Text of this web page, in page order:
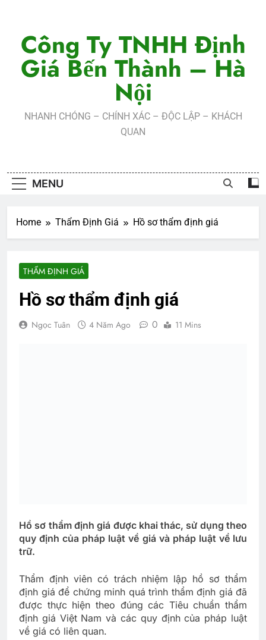
contentCông Ty TNHH Định
Giá Bến Thành – Hà
Nội
NHANH CHÓNG – CHÍNH XÁC – ĐỘC LẬP – KHÁCH
QUAN
MENU
Home Thẩm Định Giá Hồ sơ thẩm định giá
THẨM ĐỊNH GIÁ
Hồ sơ thẩm định giá
Ngọc Tuân 4 Năm Ago 0 11 Mins
Hồ sơ thẩm định giá được khai thác, sử dụng theo
quy định của pháp luật về giá và pháp luật về lưu
trữ.
Thẩm định viên có trách nhiệm lập hồ sơ thẩm
định giá để chứng minh quá trình thẩm định giá đã
được thực hiện theo đúng các Tiêu chuẩn thẩm
định giá Việt Nam và các quy định của pháp luật
về giá có liên quan.